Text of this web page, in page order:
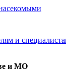
и
и МО